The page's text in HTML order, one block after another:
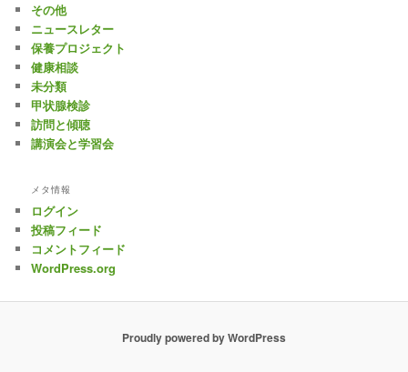
その他
ニュースレター
保養プロジェクト
健康相談
未分類
甲状腺検診
訪問と傾聴
講演会と学習会
メタ情報
ログイン
投稿フィード
コメントフィード
WordPress.org
Proudly powered by WordPress